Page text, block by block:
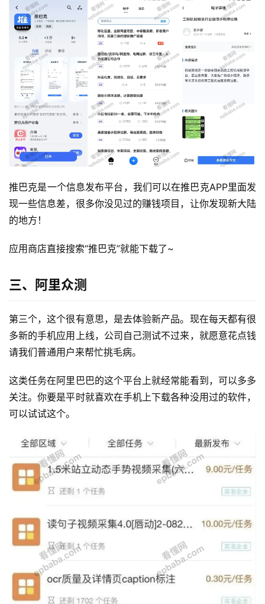
推巴克是一个信息发布平台，我们可以在推巴克APP里面发
现一些信息差，很多你没见过的赚钱项目，让你发现新大陆
的地方！
应用商店直接搜索“推巴克”就能下载了~
三、阿里众测
第三个，这个很有意思，是去体验新产品。现在每天都有很
多新的手机应用上线，公司自己测试不过来，就愿意花点钱
请我们普通用户来帮忙挑毛病。
这类任务在阿里巴巴的这个平台上就经常能看到，可以多多
关注。你要是平时就喜欢在手机上下载各种没用过的软件，
可以试试这个。